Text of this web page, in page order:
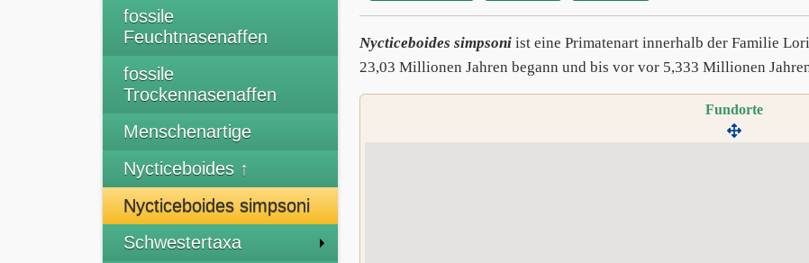
fossile
Feuchtnasenaffen
fossile
Trockennasenaffen
Menschenartige
Nycticeboides ↑
Nycticeboides simpsoni
Schwestertaxa
Nycticeboides simpsoni ist eine Primatenart innerhalb der Familie
23,03 Millionen Jahren begann und bis vor vor 5,333 Millionen
Fundorte